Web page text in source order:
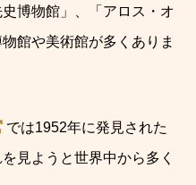
博物館」、「アロス・オ
館や美術館が多くありま
では1952年に発見された
見ようと世界中から多く